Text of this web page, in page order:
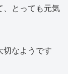
、とっても元気
切なようです